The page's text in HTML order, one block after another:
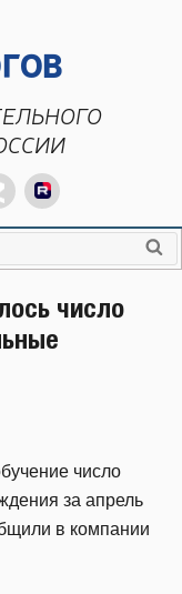
число
число
за апрель
в компании